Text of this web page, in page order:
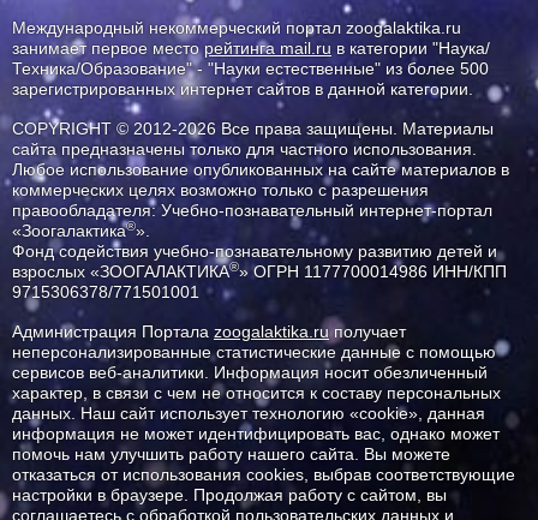
Международный некоммерческий портал zoogalaktika.ru
занимает первое месторейтинга mail.ru в категории "Наука/
Техника/Образование" - "Науки естественные" из более 500
зарегистрированных интернет сайтов в данной категории.
COPYRIGHT © 2012-2026 Все права защищены. Материалы
сайта предназначены только для частного использования.
Любое использование опубликованных на сайте материалов в
коммерческих целях возможно только с разрешения
правообладателя: Учебно-познавательный интернет-портал
«Зоогалактика®».
Фонд содействия учебно-познавательному развитию детей и
взрослых «ЗООГАЛАКТИКА®» ОГРН 1177700014986 ИНН/КПП
9715306378/771501001
Администрация Портала zoogalaktika.ruполучает
неперсонализированные статистические данные с помощью
сервисов веб-аналитики. Информация носит обезличенный
характер, в связи с чем не относится к составу персональных
данных. Наш сайт использует технологию «cookie», данная
информация не может идентифицировать вас, однако может
помочь нам улучшить работу нашего сайта. Вы можете
отказаться от использования cookies, выбрав соответствующие
настройки в браузере. Продолжая работу с сайтом, вы
соглашаетесь с обработкой пользовательских данных и